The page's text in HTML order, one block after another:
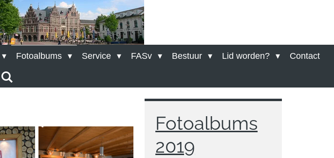
Fotoalbums Service FASv Bestuur Lid worden? Contact
Fotoalbums
2019